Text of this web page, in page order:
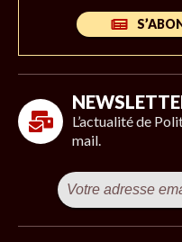
L’actualité de
mail.